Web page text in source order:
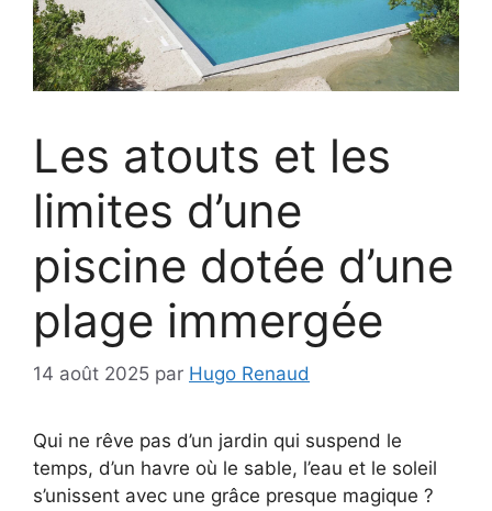
Les atouts et les
limites d’une
piscine dotée d’une
plage immergée
14 août 2025 par Hugo Renaud
Qui ne rêve pas d’un jardin qui suspend le
temps, d’un havre où le sable, l’eau et le soleil
s’unissent avec une grâce presque magique ?